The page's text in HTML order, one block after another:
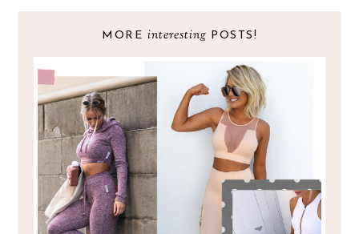
MORE interesting POSTS!
DICAS PARA ESTAR CONFORTÁVEL NO
GINÁSIO